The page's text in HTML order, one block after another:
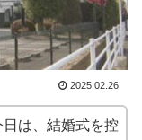
2025.02.26
は、結婚式を控